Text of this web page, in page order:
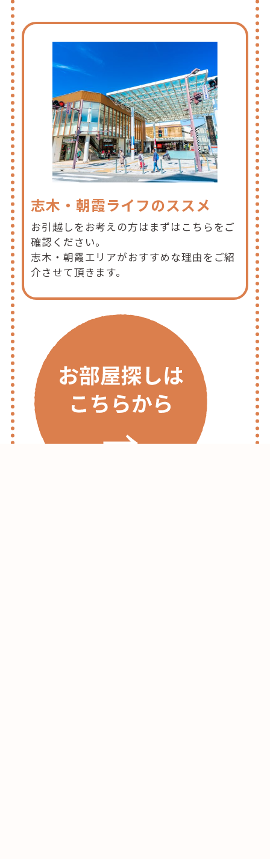
志木・朝霞ライフのススメ
お引越しをお考えの方はまずはこちらをご
確認ください。
志木・朝霞エリアがおすすめな理由をご紹
介させて頂きます。